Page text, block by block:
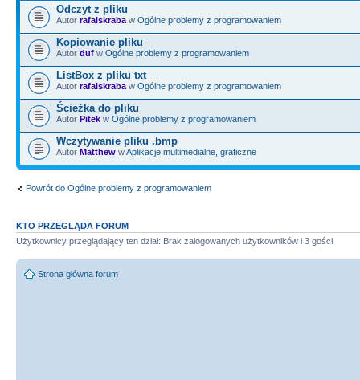
Odczyt z pliku
Autor rafalskraba w Ogólne problemy z programowaniem
Kopiowanie pliku
Autor duf w Ogólne problemy z programowaniem
ListBox z pliku txt
Autor rafalskraba w Ogólne problemy z programowaniem
Ścieżka do pliku
Autor Pitek w Ogólne problemy z programowaniem
Wczytywanie pliku .bmp
Autor Matthew wAplikacje multimedialne, graficzne
Powrót do Ogólne problemy z programowaniem
KTO PRZEGLĄDA FORUM
Użytkownicy przeglądający ten dział: Brak zalogowanych użytkowników i 3 gości
Strona główna forum